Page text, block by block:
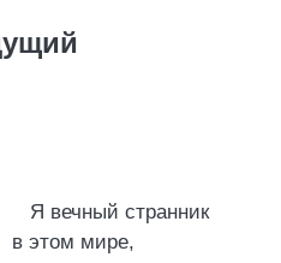
Я вечный странник
в этом мире,